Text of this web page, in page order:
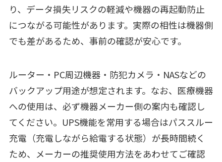
り、データ損失リスクの軽減や機器の再起動防止
につながる可能性があります。実際の相性は機器側
でも差があるため、事前の確認が安心です。
ルーター・PC周辺機器・防犯カメラ・NASなどの
バックアップ用途が想定されます。なお、医療機器
への使用は、必ず機器メーカー側の案内も確認し
てください。UPS機能を常用する場合はパススルー
充電（充電しながら給電する状態）が長時間続く
ため、メーカーの推奨使用方法をあわせてご確認